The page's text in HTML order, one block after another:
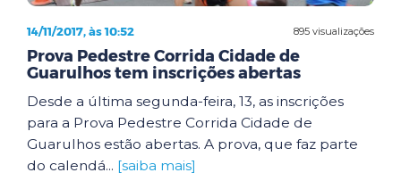
895 visualizações
14/11/2017, às 10:52
Prova Pedestre Corrida Cidade de
Guarulhos tem inscrições abertas
Desde a última segunda-feira, 13, as inscrições
para a Prova Pedestre Corrida Cidade de
Guarulhos estão abertas. A prova, que faz parte
do calendá... [saiba mais]